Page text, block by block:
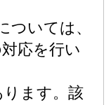
ついては、
応を行い
ます。該